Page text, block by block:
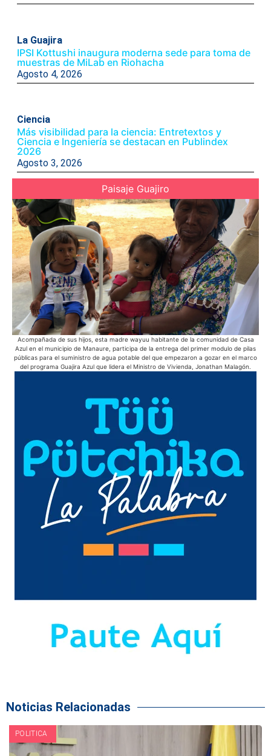
La Guajira
IPSI Kottushi inaugura moderna sede para toma de
muestras de MiLab en Riohacha
Agosto 4, 2026
Ciencia
Más visibilidad para la ciencia: Entretextos y
Ciencia e Ingeniería se destacan en Publindex
2026
Agosto 3, 2026
Paisaje Guajiro
Acompañada de sus hijos, esta madre wayuu habitante de la comunidad de Casa
Azul en el municipio de Manaure, participa de la entrega del primer modulo de pilas
públicas para el suministro de agua potable del que empezaron a gozar en el marco
del programa Guajira Azul que lidera el Ministro de Vivienda, Jonathan Malagón.
Noticias Relacionadas
POLITICA